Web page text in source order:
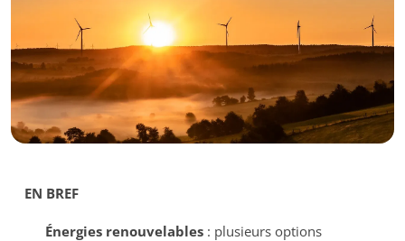
EN BREF
Énergies renouvelables: plusieurs options